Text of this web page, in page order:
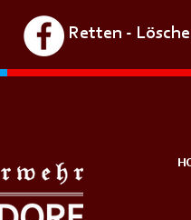
Retten -